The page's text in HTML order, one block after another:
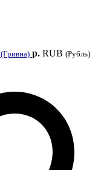
(Гривна) р. RUB (Рубль)